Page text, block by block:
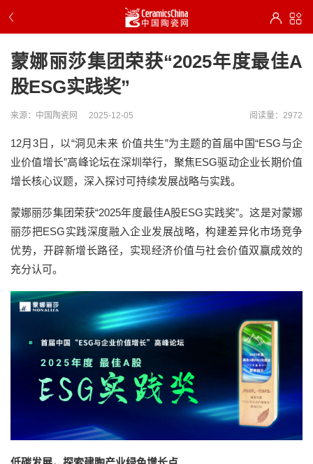
蒙娜丽莎集团荣获“2025年度最佳A
股ESG实践奖”
来源：中国陶瓷网 2025-12-05 阅读量：2972
12月3日，以“洞见未来 价值共生”为主题的首届中国“ESG与企
业价值增长”高峰论坛在深圳举行，聚焦ESG驱动企业长期价值
增长核心议题，深入探讨可持续发展战略与实践。
蒙娜丽莎集团荣获“2025年度最佳A股ESG实践奖”。这是对蒙娜
丽莎把ESG实践深度融入企业发展战略，构建差异化市场竞争
优势，开辟新增长路径，实现经济价值与社会价值双赢成效的
充分认可。